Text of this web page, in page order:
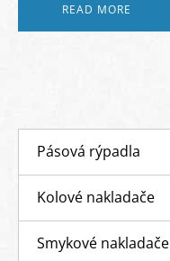
Pásová rýpadla
Kolové nakladače
Smykové nakladače
READ MORE